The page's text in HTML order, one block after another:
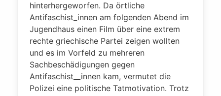
hinterhergeworfen. Da örtliche
Antifaschist_innen am folgenden Abend im
Jugendhaus einen Film über eine extrem
rechte griechische Partei zeigen wollten
und es im Vorfeld zu mehreren
Sachbeschädigungen gegen
Antifaschist__innen kam, vermutet die
Polizei eine politische Tatmotivation. Trotz